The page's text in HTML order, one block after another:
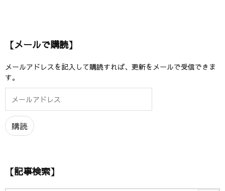
【メールで購読】
メールアドレスを記入して購読すれば、更新をメールで受信できま
す。
ル
ア
ド
購読
【記事検索】